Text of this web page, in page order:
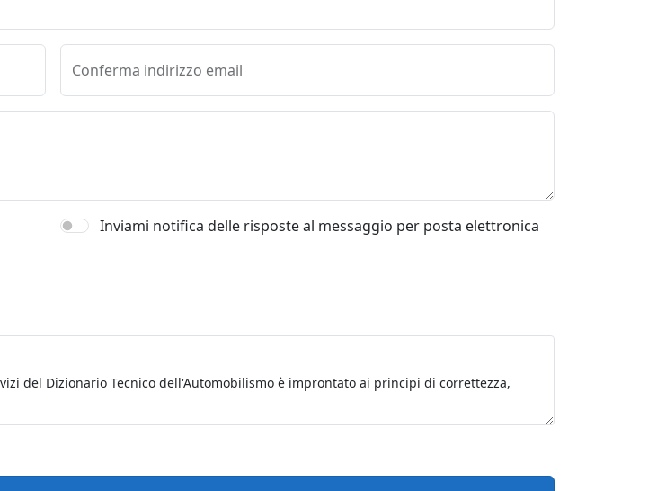
Conferma indirizzo email
Inviami notifica delle risposte al messaggio per posta elettronica